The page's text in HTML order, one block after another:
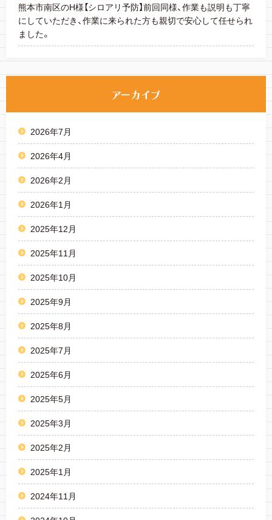
熊本市南区のH様【シロアリ予防】前回同様、作業も説明も丁寧
にしていただき、作業に来られた方も親切で安心して任せられ
ました。
2026年7月
2026年4月
2026年2月
2026年1月
2025年12月
2025年11月
2025年10月
2025年9月
2025年8月
2025年7月
2025年6月
2025年5月
2025年3月
2025年2月
2025年1月
2024年11月